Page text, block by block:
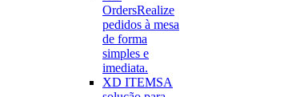
OrdersRealize
pedidos à mesa
de forma
simples e
imediata.
XD ITEMSA